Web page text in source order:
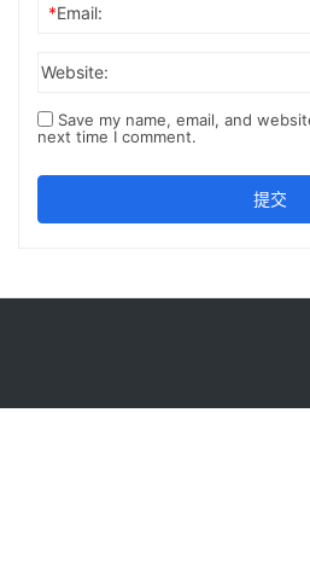
*Email:
Website:
Save my name, email, and
next time I comment.
提交